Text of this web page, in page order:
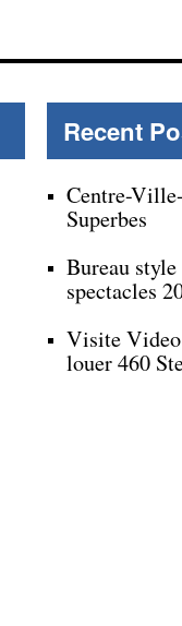
Recent
Centre-
Superbes
Bureau
spectacles
Visite
louer 460